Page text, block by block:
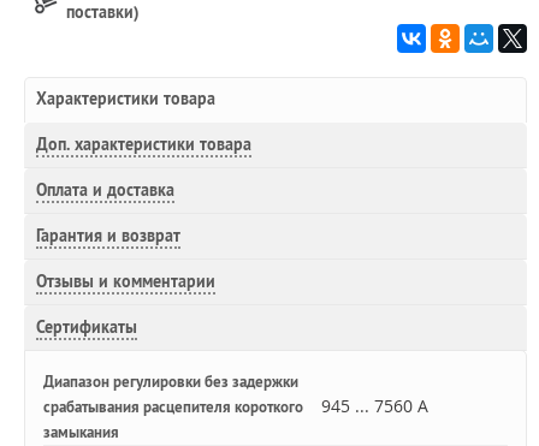
поставки)
Характеристики товара
Доп. характеристики товара
Оплата и доставка
Гарантия и возврат
Отзывы и комментарии
Сертификаты
Диапазон регулировки без задержки
срабатывания расцепителя короткого
замыкания
945 ... 7560 А